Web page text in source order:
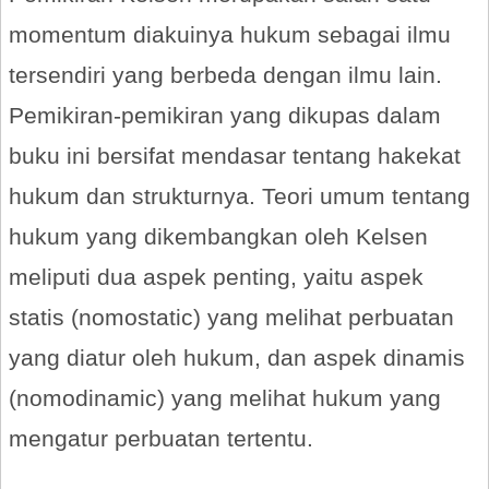
momentum diakuinya hukum sebagai ilmu
tersendiri yang berbeda dengan ilmu lain.
Pemikiran-pemikiran yang dikupas dalam
buku ini bersifat mendasar tentang hakekat
hukum dan strukturnya. Teori umum tentang
hukum yang dikembangkan oleh Kelsen
meliputi dua aspek penting, yaitu aspek
statis (nomostatic) yang melihat perbuatan
yang diatur oleh hukum, dan aspek dinamis
(nomodinamic) yang melihat hukum yang
mengatur perbuatan tertentu.